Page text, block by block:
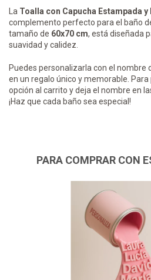
La Toalla con Capucha Estampada
complemento perfecto para el baño
tamaño de 60x70 cm, está diseñada
suavidad y calidez.
Puedes personalizarla con el nombre
en un regalo único y memorable.
opción al carrito y deja el nombre en
¡Haz que cada baño sea especial!
PARA COMPRAR CON